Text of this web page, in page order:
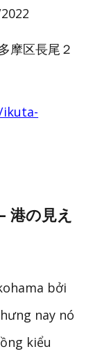
摩区長尾２
の見え
bởi
nay nó
kiểu